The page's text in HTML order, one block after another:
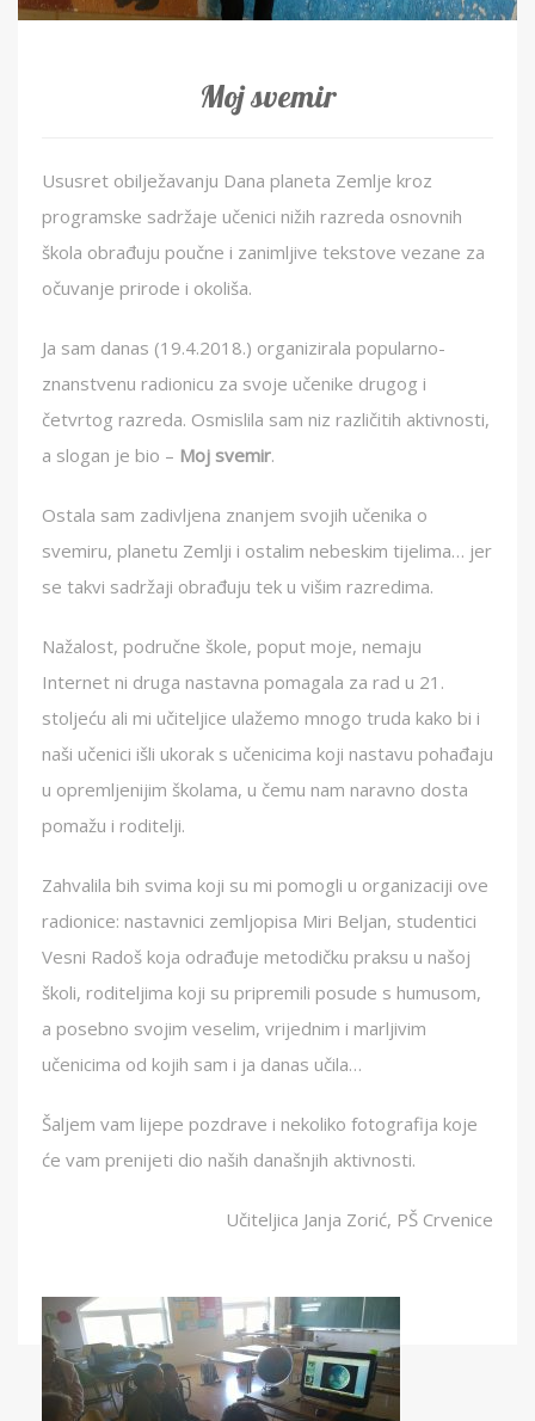
Moj svemir
Ususret obilježavanju Dana planeta Zemlje kroz
programske sadržaje učenici nižih razreda osnovnih
škola obrađuju poučne i zanimljive tekstove vezane za
očuvanje prirode i okoliša.
Ja sam danas (19.4.2018.) organizirala popularno-
znanstvenu radionicu za svoje učenike drugog i
četvrtog razreda. Osmislila sam niz različitih aktivnosti,
a slogan je bio – Moj svemir.
Ostala sam zadivljena znanjem svojih učenika o
svemiru, planetu Zemlji i ostalim nebeskim tijelima… jer
se takvi sadržaji obrađuju tek u višim razredima.
Nažalost, područne škole, poput moje, nemaju
Internet ni druga nastavna pomagala za rad u 21.
stoljeću ali mi učiteljice ulažemo mnogo truda kako bi i
naši učenici išli ukorak s učenicima koji nastavu pohađaju
u opremljenijim školama, u čemu nam naravno dosta
pomažu i roditelji.
Zahvalila bih svima koji su mi pomogli u organizaciji ove
radionice: nastavnici zemljopisa Miri Beljan, studentici
Vesni Radoš koja odrađuje metodičku praksu u našoj
školi, roditeljima koji su pripremili posude s humusom,
a posebno svojim veselim, vrijednim i marljivim
učenicima od kojih sam i ja danas učila…
Šaljem vam lijepe pozdrave i nekoliko fotografija koje
će vam prenijeti dio naših današnjih aktivnosti.
Učiteljica Janja Zorić, PŠ Crvenice